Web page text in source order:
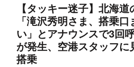
【タッキー迷子】北海
「滝沢秀明さま、搭乗
い」とアナウンスで3回
が発生、空港スタッフに
搭乗